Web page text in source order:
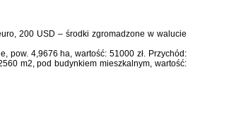
200 USD – środki zgromadzone w walucie
pow. 4,9676 ha, wartość: 51000 zł. Przychód:
m2, pod budynkiem mieszkalnym, wartość: